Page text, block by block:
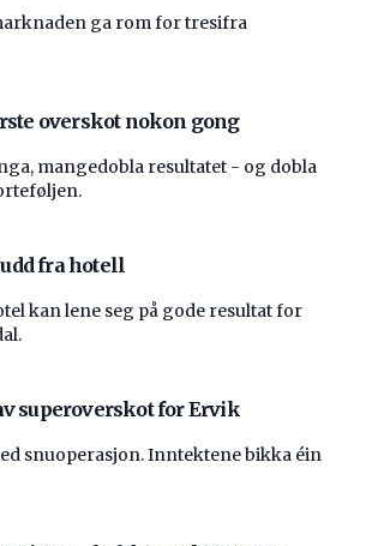
ga rom for tresifra
overskot nokon gong
mangedobla resultatet - og dobla
fra hotell
kan lene seg på gode resultat for
superoverskot for Ervik
snuoperasjon. Inntektene bikka éin